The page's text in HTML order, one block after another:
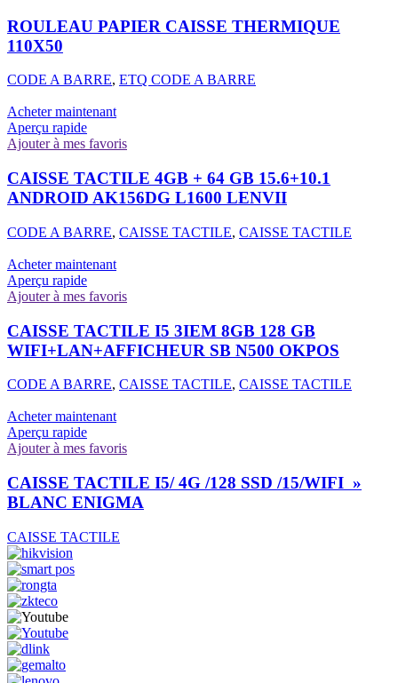
ROULEAU PAPIER CAISSE THERMIQUE
110X50
CODE A BARRE, ETQ CODE A BARRE
Acheter maintenant
Aperçu rapide
Ajouter à mes favoris
CAISSE TACTILE 4GB + 64 GB 15.6+10.1
ANDROID AK156DG L1600 LENVII
CODE A BARRE, CAISSE TACTILE, CAISSE TACTILE
Acheter maintenant
Aperçu rapide
Ajouter à mes favoris
CAISSE TACTILE I5 3IEM 8GB 128 GB
WIFI+LAN+AFFICHEUR SB N500 OKPOS
CODE A BARRE, CAISSE TACTILE, CAISSE TACTILE
Acheter maintenant
Aperçu rapide
Ajouter à mes favoris
CAISSE TACTILE I5/ 4G /128 SSD /15/WIFI »
BLANC ENIGMA
CAISSE TACTILE